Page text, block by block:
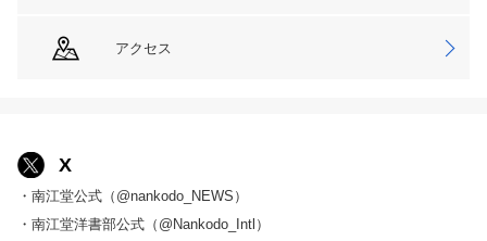
アクセス
X
・南江堂公式（@nankodo_NEWS）
・南江堂洋書部公式（@Nankodo_Intl）